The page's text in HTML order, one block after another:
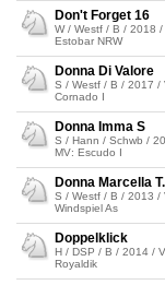
Don't Forget 16
W / Westf / B / 2018 /
Estobar NRW
Donna Di Valore
S / Westf / B / 2017 /
Cornado I
Donna Imma S
S / Hann / Schwb /
MV: Escudo I
Donna Marcella T.
S / Westf / B / 2013 /
Windspiel As
Doppelklick
H / DSP / B / 2014 /
Royaldik